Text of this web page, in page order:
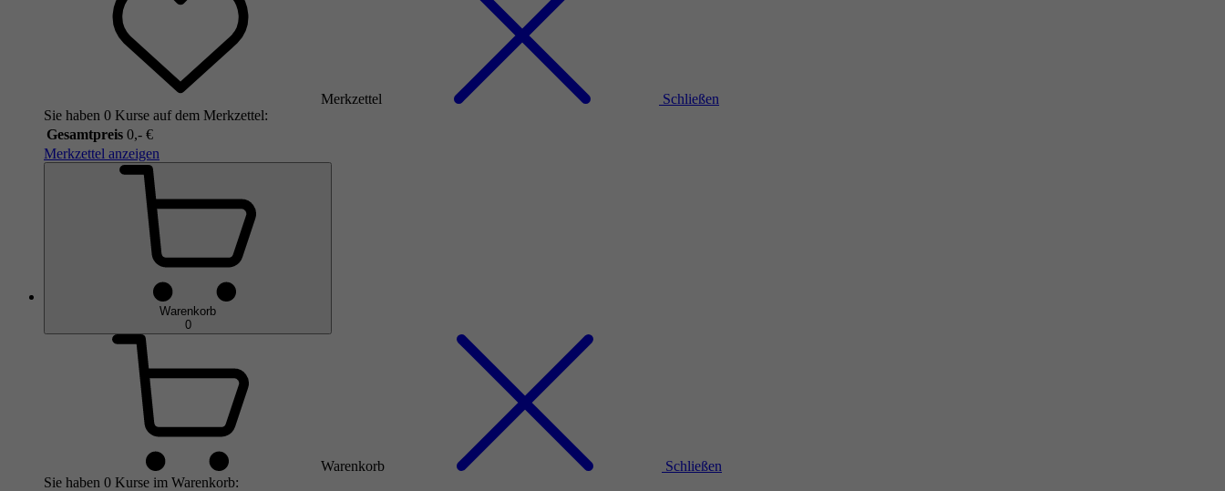
Merkzettel
Schließen
Sie haben 0 Kurse auf dem Merkzettel:
Gesamtpreis 0,- €
Merkzettel anzeigen
Warenkorb
0
Warenkorb
Schließen
Sie haben 0 Kurse im Warenkorb: